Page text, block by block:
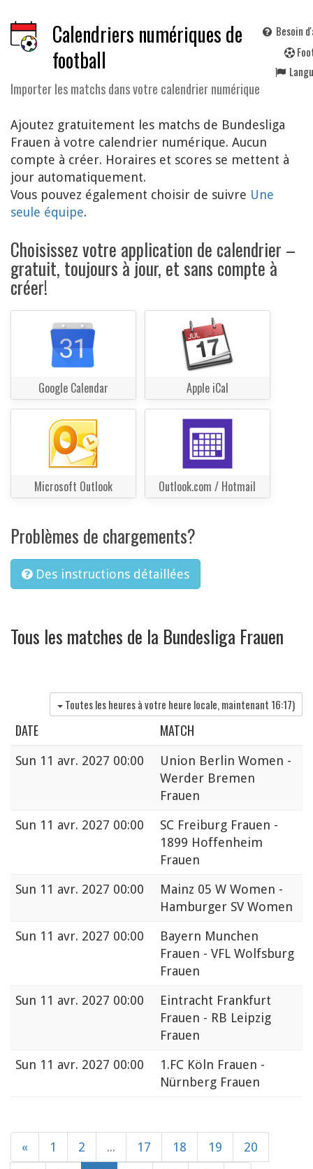
Calendriers numériques de
football
Importer les matchs dans votre calendrier numérique
Besoin
F
Ajoutez gratuitement les matchs de Bundesliga
Frauen à votre calendrier numérique. Aucun
compte à créer. Horaires et scores se mettent à
jour automatiquement.
Vous pouvez également choisir de suivre Une
seule équipe.
Choisissez votre application de calendrier –
gratuit, toujours à jour, et sans compte à
créer!
Google Calendar Apple iCal
Microsoft Outlook Outlook.com / Hotmail
Problèmes de chargements?
Des instructions détaillées
Tous les matches de la Bundesliga Frauen
Toutes les heures à votre heure locale, maintenant 16:17)
DATE MATCH
Sun 11 avr. 2027 00:00
Union Berlin Women -
Werder Bremen
Frauen
Sun 11 avr. 2027 00:00
SC Freiburg Frauen -
1899 Hoffenheim
Frauen
Sun 11 avr. 2027 00:00
Mainz 05 W Women -
Hamburger SV Women
Sun 11 avr. 2027 00:00
Bayern Munchen
Frauen - VFL Wolfsburg
Frauen
Sun 11 avr. 2027 00:00
Eintracht Frankfurt
Frauen - RB Leipzig
Frauen
Sun 11 avr. 2027 00:00
1.FC Köln Frauen -
Nürnberg Frauen
« 1 2 ... 17 18 19 20